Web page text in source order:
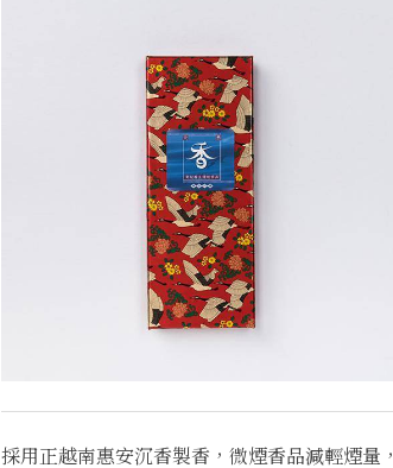
採用正越南惠安沉香製香，微煙香品減輕煙量